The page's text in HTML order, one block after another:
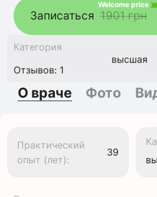
Записаться
Welcome price
1901 грн
Категория
высшая
Отзывов: 1
О враче Фото
Практический
опыт (лет):
39